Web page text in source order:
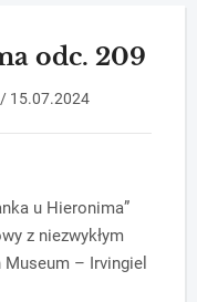
odc. 209
/ 15.07.2024
u Hieronima”
z niezwykłym
– Irvingiel